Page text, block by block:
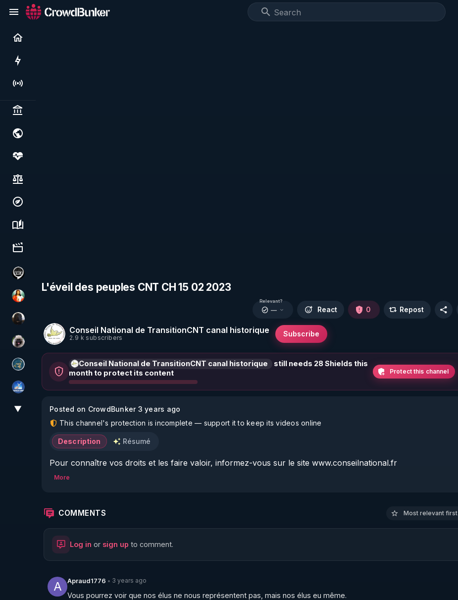
Live
Politics & institutions
Society, justice & freedoms
Economy, environment & technology
Science, history & spirituality
Culture, media & entertainment
Notre Réalité Est Falsifiée Et Fausse
L'autre son de cloche
TrueMedia
Priscane
Réinformation sur le monde
PAROLE LIBRE
▼
L'éveil des peuples CNT CH 15 02 2023
Conseil National de TransitionCNT canal historique
2.9 k subscribers Subscribe
Relevant?
— React 0 Repost
Conseil National de TransitionCNT canal historique
still needs 28 Shields this
month to protect its content
Protect this channel
Posted on CrowdBunker 3 years ago
This channel's protection is incomplete — support it to keep its videos online
Description Résumé
Pour connaître vos droits et les faire valoir, informez-vous sur le site www.conseilnational.fr
Prendre rendez-vous pour être diffusé dans nos émissions ! La France Libre Donne le droit de Réponse
Nous seront heureux de partager nos expériences de vie et de savoir, pour le bien de tous, et surtout, pour
Pour tous les détails du CNTF CH allez sur notre site : https://www.conseilnational.fr​
More
COMMENTS Most relevant first
Log in or sign up to comment.
A Apraud1776 • 3 years ago
Vous pourrez voir que nos élus ne nous représentent pas, mais nos élus eu même.